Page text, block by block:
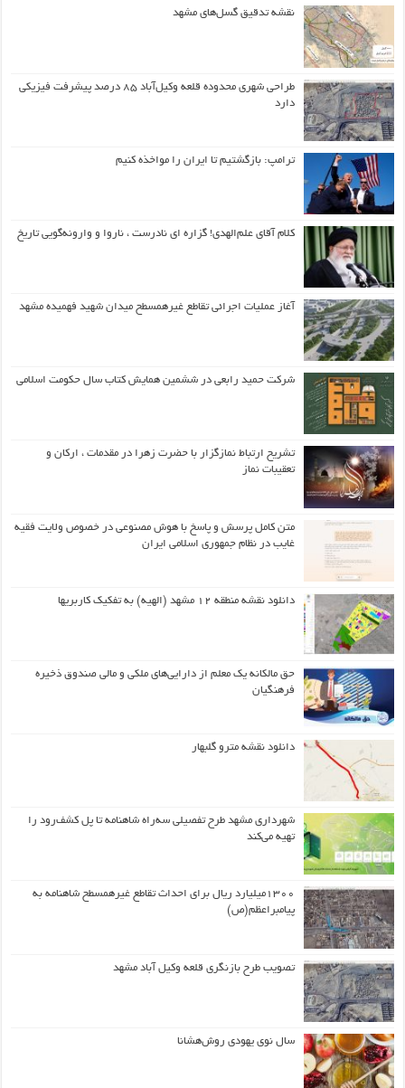
نقشه تدقیق گسل‌های مشهد
طراحی شهری محدوده قلعه وکیل‌آباد ۸۵ درصد پیشرفت فیزیکی
دارد
ترامپ: بازگشتیم تا ایران را مواخذه کنیم
کلام آقای علم‌الهدی! گزاره ای نادرست ، ناروا و وارونه‌گویی تاریخ
آغاز عملیات اجرائی تقاطع غیرهمسطح میدان شهید فهمیده مشهد
شرکت حمید رابعی در ششمین همایش کتاب سال حکومت اسلامی
تشریح ارتباط نمازگزار با حضرت زهرا در مقدمات ، ارکان و
تعقیبات نماز
متن کامل پرسش و پاسخ با هوش مصنوعی در خصوص ولایت فقیه
غایب در نظام جمهوری اسلامی ایران
دانلود نقشه منطقه ۱۲ مشهد (الهیه) به تفکیک کاربریها
حق مالکانه یک معلم از دارایی‌های ملکی و مالی صندوق ذخیره
فرهنگیان
دانلود نقشه مترو گلبهار
شهرداری مشهد طرح تفصیلی سه‌راه شاهنامه تا پل کشف‌رود را
تهیه می‌کند
۱۳۰۰میلیارد ریال برای احداث تقاطع غیرهمسطح شاهنامه به
پیامبراعظم(ص)
تصویب طرح بازنگری قلعه وکیل آباد مشهد
سال نوی یهودی روش‌هشانا